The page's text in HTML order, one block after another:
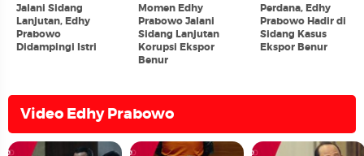
Jalani Sidang
Lanjutan, Edhy
Prabowo
Didampingi Istri
Momen Edhy
Prabowo Jalani
Sidang Lanjutan
Korupsi Ekspor
Benur
Perdana, Edhy
Prabowo Hadir di
Sidang Kasus
Ekspor Benur
Video Edhy Prabowo